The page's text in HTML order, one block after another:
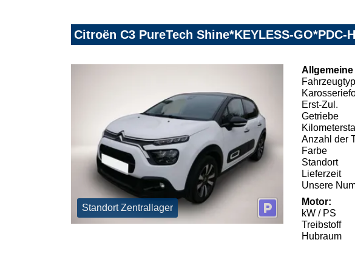
Citroën C3 PureTech Shine*KEYLESS-GO*PDC-
Standort Zentrallager
Allgemeine
Fahrzeugtyp
Erst-Zul.
Getriebe
Anzahl der
Farbe
Standort
Lieferzeit
Unsere
Motor:
kW / PS
Treibstoff
Hubraum